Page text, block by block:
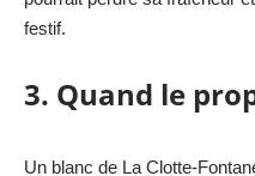
festif.
3. Quand le
Un blanc de La Clotte-